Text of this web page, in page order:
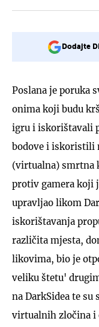
Dodajte
Poslana je poruka
onima koji budu
igru i iskorištavali
bodove i iskoristili
(virtualna) smrtna
protiv gamera koji
upravljao likom
iskorištavanja
različita mjesta,
likovima, bio je
veliku štetu'
na DarkSidea te
virtualnih zločina i